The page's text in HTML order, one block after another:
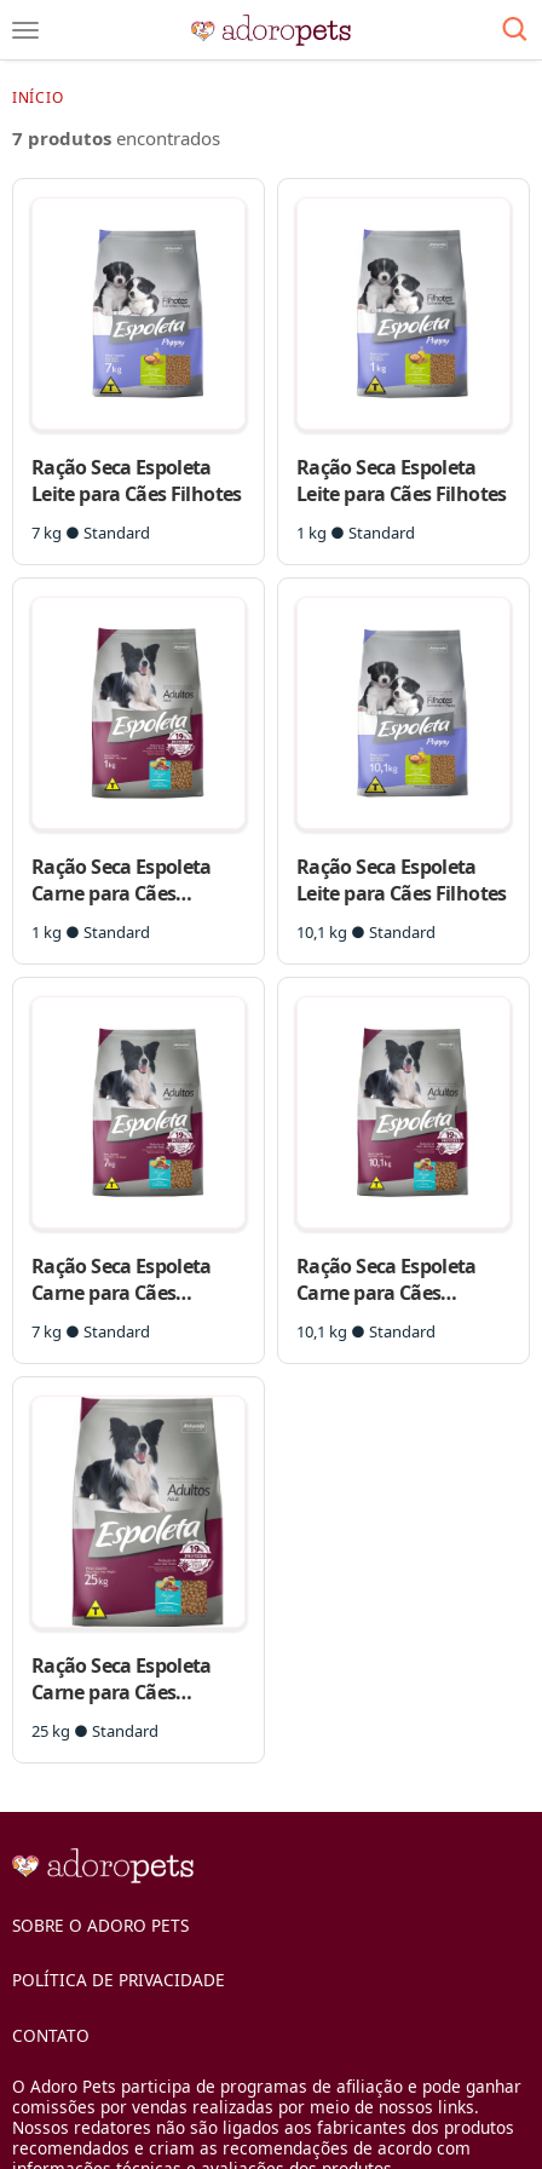
INÍCIO
7 produtos encontrados
Ração Seca Espoleta
Leite para Cães Filhotes
7 kg ● Standard
Ração Seca Espoleta
Leite para Cães Filhotes
1 kg ● Standard
Ração Seca Espoleta
Carne para Cães
Adultos
1 kg ● Standard
Ração Seca Espoleta
Leite para Cães Filhotes
10,1 kg ● Standard
Ração Seca Espoleta
Carne para Cães
Adultos
7 kg ● Standard
Ração Seca Espoleta
Carne para Cães
Adultos
10,1 kg ● Standard
Ração Seca Espoleta
Carne para Cães
Adultos
25 kg ● Standard
SOBRE O ADORO PETS
POLÍTICA DE PRIVACIDADE
CONTATO
O Adoro Pets participa de programas de afiliação e pode ganhar
comissões por vendas realizadas por meio de nossos links.
Nossos redatores não são ligados aos fabricantes dos produtos
recomendados e criam as recomendações de acordo com